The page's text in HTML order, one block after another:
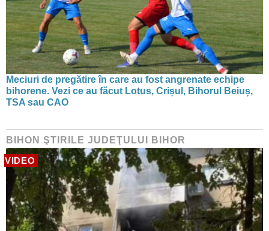
Meciuri de pregătire în care au fost angrenate echipe
bihorene. Vezi ce au făcut Lotus, Crișul, Bihorul Beiuș,
TSA sau CAO
BIHON ŞTIRILE JUDEŢULUI BIHOR
VIDEO